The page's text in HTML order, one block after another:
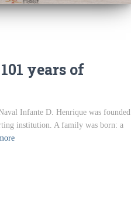
years of
Infante D. Henrique was founded
institution. A family was born: a